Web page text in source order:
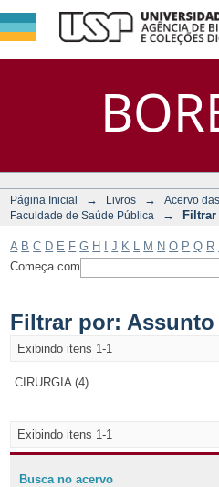
Assunto
DSpace/
Página Inicial → Livros → Acervo
Faculdade de Saúde Pública
→
A B C D E F G H J K M N O P Q R
Começa com
Filtrar por: Assunto
Exibindo itens 1-1
CIRURGIA (4)
Exibindo itens 1-1
Busca no acervo